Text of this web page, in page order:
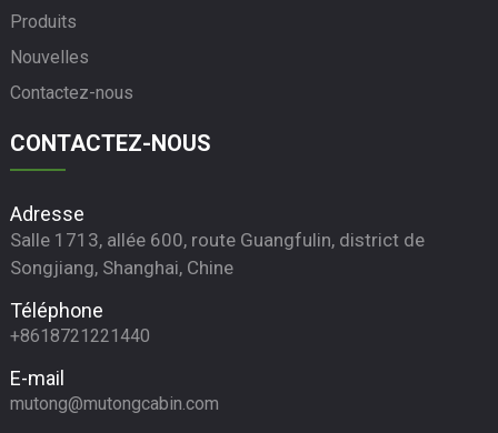
Produits
Nouvelles
Contactez-nous
CONTACTEZ-NOUS
Adresse
Salle 1713, allée 600, route Guangfulin, district de
Songjiang, Shanghai, Chine
Téléphone
+8618721221440
E-mail
mutong@mutongcabin.com